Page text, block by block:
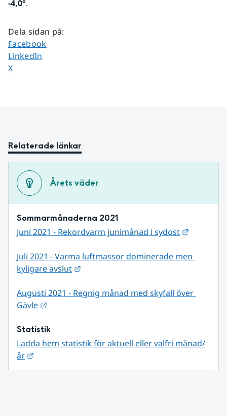
-4,0°.
Dela sidan på:
Dela sidan på
Facebook
Dela sidan på
LinkedIn
Dela sidan på
X
Relaterade länkar
Årets väder
Sommarmånaderna 2021
Juni 2021 - Rekordvarm junimånad i sydost
Juli 2021 - Varma luftmassor dominerade men
kyligare avslut
Augusti 2021 - Regnig månad med skyfall över
Gävle
Statistik
Ladda hem statistik för aktuell eller valfri månad/
år